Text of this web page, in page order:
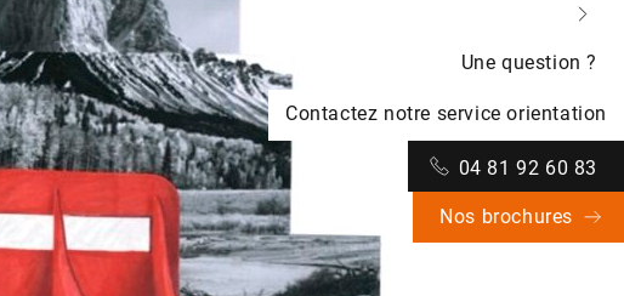
Une question ?
Contactez notre service orientation
04 81 92 60 83
Nos brochures